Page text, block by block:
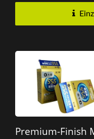
Premium-Finish